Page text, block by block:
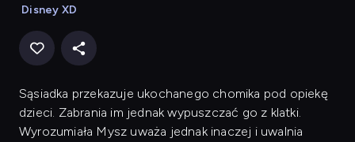
Disney XD
Sąsiadka przekazuje ukochanego chomika pod opiekę
dzieci. Zabrania im jednak wypuszczać go z klatki.
Wyrozumiała Mysz uważa jednak inaczej i uwalnia